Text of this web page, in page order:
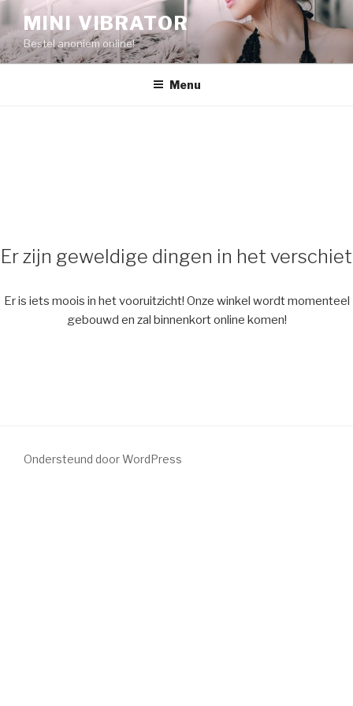
de
inhoud
springen
MINI VIBRATOR
Bestel anoniem online!
Menu
Er zijn geweldige dingen in het verschiet
Er is iets moois in het vooruitzicht! Onze winkel wordt momenteel
gebouwd en zal binnenkort online komen!
Ondersteund door WordPress